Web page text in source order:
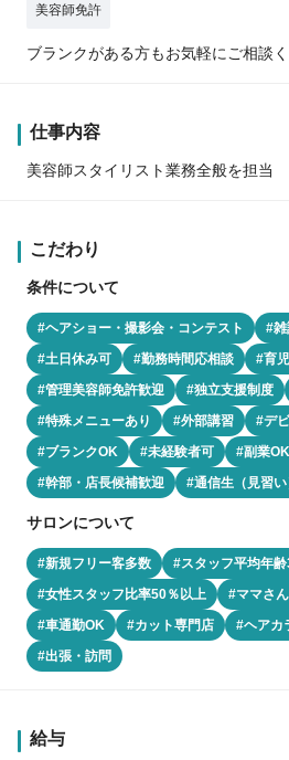
美容師免許
ブランクがある方もお気軽にご相談
仕事内容
美容師スタイリスト業務全般を担当
こだわり
条件について
#ヘアショー・撮影会・コンテスト #
#土日休み可
#勤務時間応相談
#育
#管理美容師免許歓迎
#独立支援制度
#特殊メニューあり
#外部講習
#デ
#ブランクOK
#未経験者可
#副業
#幹部・店長候補歓迎
#通信生（見習
サロンについて
#新規フリー客多数
#スタッフ平均年
#女性スタッフ比率50％以上
#ママさ
#車通勤OK
#カット専門店 #ヘアカ
#出張・訪問
給与